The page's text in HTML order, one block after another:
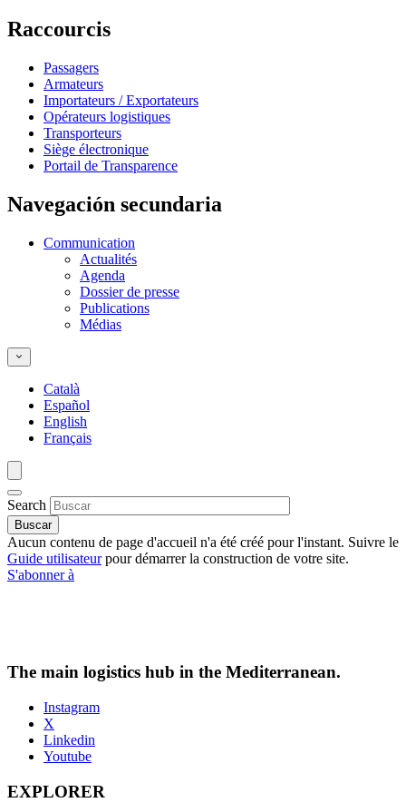
Raccourcis
Passagers
Armateurs
Importateurs / Exportateurs
Opérateurs logistiques
Transporteurs
Siège électronique
Portail de Transparence
Navegación secundaria
Communication
Actualités
Agenda
Dossier de presse
Publications
Médias
Català
Español
English
Français
Search
Aucun contenu de page d'accueil n'a été créé pour l'instant. Suivre le
Guide utilisateurpour démarrer la construction de votre site.
S'abonner à
The main logistics hub in the Mediterranean.
Instagram
X
Linkedin
Youtube
EXPLORER